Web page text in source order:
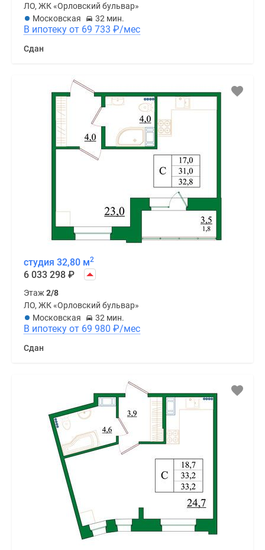
ЛО, ЖК «Орловский бульвар»
Московская
32 мин.
В ипотеку от 69 733 ₽/мес
Сдан
студия 32,80 м2
6 033 298 ₽
Этаж 2/8
ЛО, ЖК «Орловский бульвар»
Московская
32 мин.
В ипотеку от 69 980 ₽/мес
Сдан